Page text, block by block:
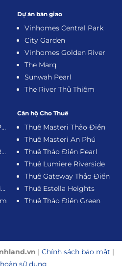
Dự án bàn giao
Vinhomes Central Park
City Garden
Vinhomes Golden River
The Marq
Sunwah Pearl
The River Thủ Thiêm
Thuê Vinhomes Central Park
Thuê Vinhomes Golden River
Thuê Empire City Thủ Thiêm
Căn hộ Cho Thuê
Thuê Masteri Thảo Điền
Thuê Masteri An Phú
Thuê Thảo Điền Pearl
Thuê Lumiere Riverside
Thuê Gateway Thảo Điền
Thuê Estella Heights
Thuê Thảo Điền Green
| Chính sách bảo mật |
sử dụng